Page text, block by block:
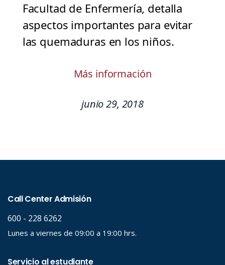
Facultad de Enfermería, detalla
aspectos importantes para evitar
las quemaduras en los niños.
Más información
junio 29, 2018